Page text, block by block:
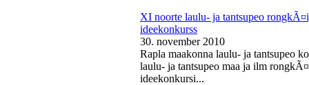
XI noorte laulu- ja tantsupeo
ideekonkurss
30. november 2010
Rapla maakonna laulu- ja tantsupeo
laulu- ja tantsupeo maa ja ilm
ideekonkursi...